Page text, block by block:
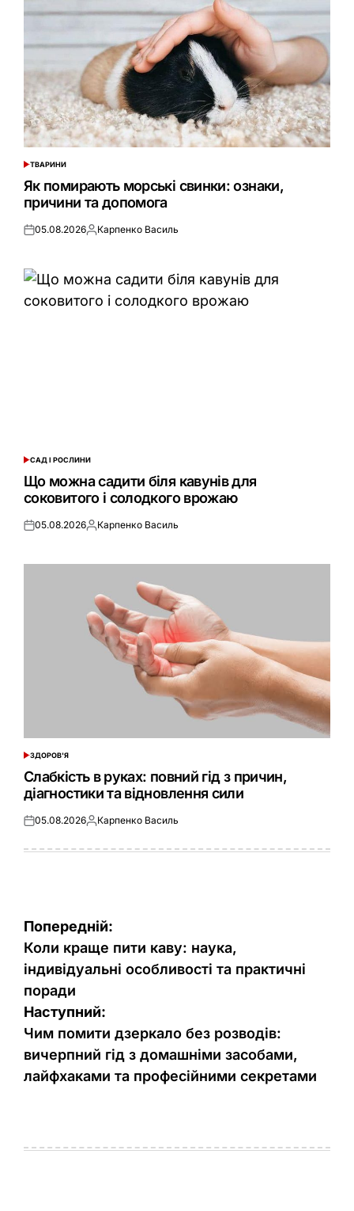
ОПУБЛІКУВАТИ
ТВАРИНИ
Як помирають морські свинки: ознаки,
причини та допомога
Оприлюднено
05.08.2026Опубліковано
Карпенко Василь
ОПУБЛІКУВАТИ
У
САД І РОСЛИНИ
Що можна садити біля кавунів для
соковитого і солодкого врожаю
Оприлюднено
05.08.2026Опубліковано
Карпенко Василь
ОПУБЛІКУВАТИ
ЗДОРОВ'Я
Слабкість в руках: повний гід з причин,
діагностики та відновлення сили
Оприлюднено
05.08.2026Опубліковано
Карпенко Василь
Навігація
записів
Попередній:
Коли краще пити каву: наука,
індивідуальні особливості та практичні
поради
Наступний:
Чим помити дзеркало без розводів:
вичерпний гід з домашніми засобами,
лайфхаками та професійними секретами